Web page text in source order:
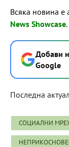
Всяка новина е
News Showcase.
Добави
Google
Последна
СОЦИАЛНИ